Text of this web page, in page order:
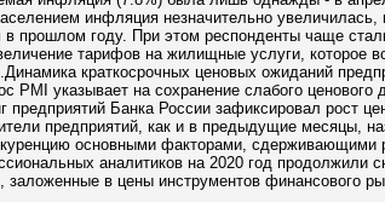
инфляция незначительно увеличилась,
прошлом году. При этом респонденты чаще
тарифов на жилищные услуги, которое
краткосрочных ценовых ожиданий
PMI указывает на сохранение слабого ценового
предприятий Банка России зафиксировал рост
предприятий, как и в предыдущие месяцы,
основными факторами, сдерживающими
аналитиков на 2020 год продолжили
в цены инструментов финансового